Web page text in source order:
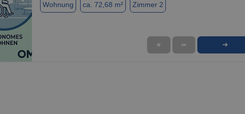
1 / 30
Wohnung ca. 72,68 m² Zimmer 2
★ ➦ ➜